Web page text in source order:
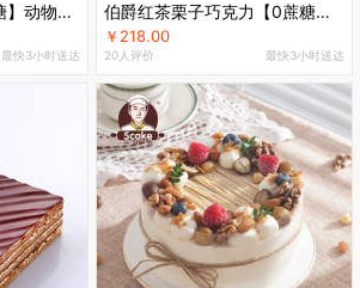
浓情迪拜巧克力【半糖】动物奶油生日蛋糕
最快3小时送达
伯爵红茶栗子巧克力【0蔗糖】动物奶油蛋糕
￥218.00
20人评价 最快3小时送达